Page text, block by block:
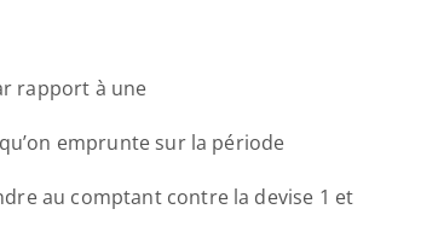
rapport à une
emprunte sur la période
au comptant contre la devise 1 et